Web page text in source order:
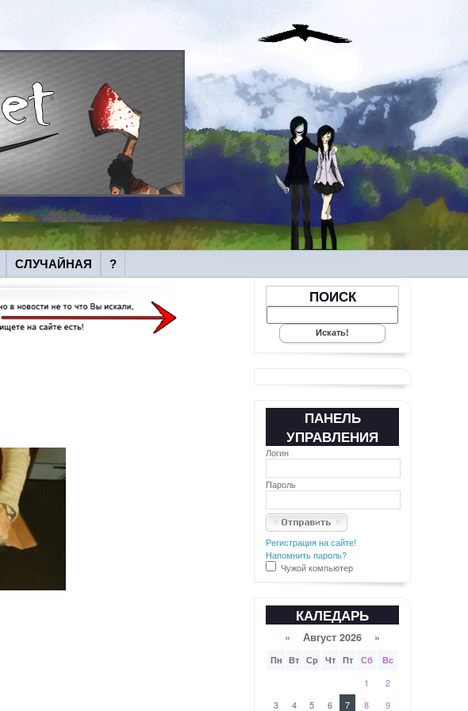
СЛУЧАЙНАЯ ?
ПОИСК
ПАНЕЛЬ
УПРАВЛЕНИЯ
Логин
Пароль
Регистрация на сайте!
Напомнить пароль?
Чужой компьютер
КАЛЕДАРЬ
« Август 2026 »
Пн Вт Ср Чт Пт Сб Вс
1
2
3
4 5 6 7 8 9